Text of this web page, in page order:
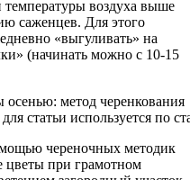
воздуха выше
саженцев. Для этого
«выгуливать» на
(начинать можно с 10-15
статьи используется по
череночных методик
цветы при грамотном